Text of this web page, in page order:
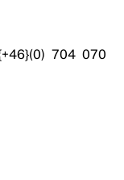
704 070